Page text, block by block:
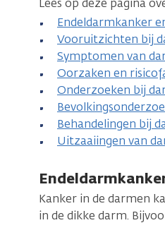
Lees op deze pagina
Endeldarmkanker
Vooruitzichten bij
Symptomen van
Oorzaken en
Onderzoeken bij
Behandelingen bij
Uitzaaiingen van
Kanker in de darmen
in de dikke darm.